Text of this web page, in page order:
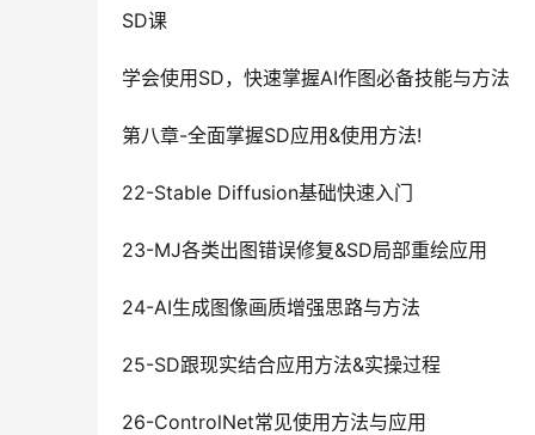
SD课
学会使用SD，快速掌握AI作图必备技能与方法
第八章-全面掌握SD应用&使用方法!
22-Stable Diffusion基础快速入门
23-MJ各类出图错误修复&SD局部重绘应用
24-AI生成图像画质增强思路与方法
25-SD跟现实结合应用方法&实操过程
26-ControlNet常见使用方法与应用